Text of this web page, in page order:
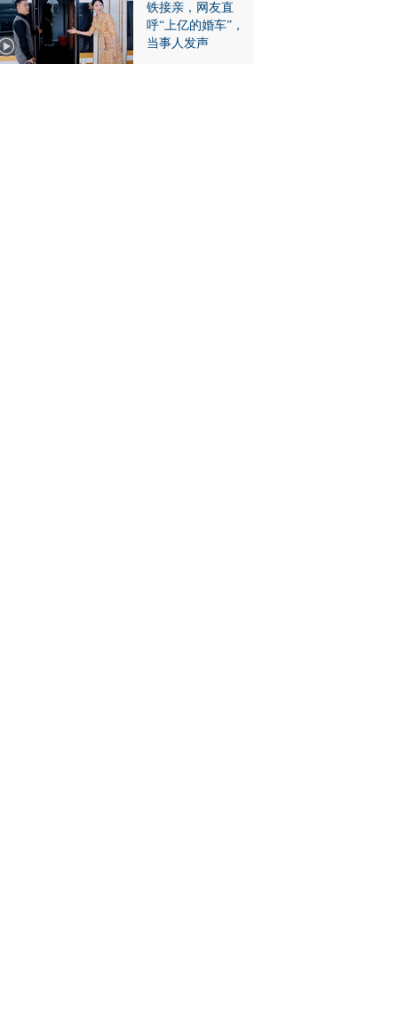
铁接亲，网友直
呼“上亿的婚车”，
当事人发声